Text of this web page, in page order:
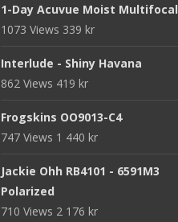
1-Day Acuvue Moist Multifocal
1073 Views 339 kr
Interlude - Shiny Havana
862 Views 419 kr
Frogskins OO9013-C4
747 Views 1 440 kr
Jackie Ohh RB4101 - 6591M3
Polarized
710 Views 2 176 kr